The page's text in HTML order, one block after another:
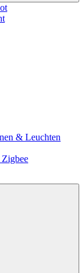
& Leuchten